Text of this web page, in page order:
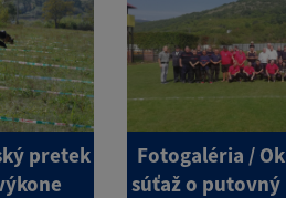
pretek
Fotogaléria /
súťaž o